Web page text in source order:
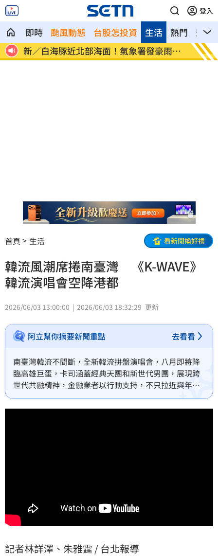
登入
即時 颱風動態 台股怎投資 熱門 影音
生活
台
新／白海豚近北部海面！氣象署發豪雨特
報
南電
首頁 生活 看新聞換好禮
韓流風潮席捲南臺灣 《K-WAVE》
韓流演唱會空降港都
2026/06/03 13:00:00 2026/06/03 18:32:29 更新
阿立幫你摘要新聞重點 去看看
南臺灣韓流不間斷，全新韓流拼盤演唱會，八月即將降
臨高雄巨蛋，卡司涵蓋經典天團和新世代男團，展現跨
世代共融精神，金融業者以行動支持，不只拉近與年輕
世代距離，也帶給歌迷震撼的視聽饗宴。
記者林詳澤、朱雅霆 / 台北報導